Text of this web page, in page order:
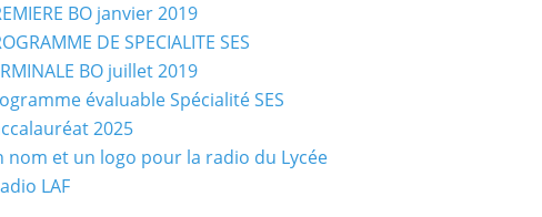
BO janvier 2019
DE SPECIALITE SES
BO juillet 2019
évaluable Spécialité SES
2025
nom et un logo pour la radio du Lycée
LAF